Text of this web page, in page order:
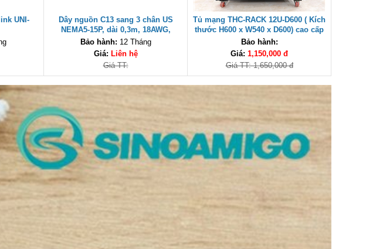
UNI-
Dây nguồn C13 sang 3 chân US
NEMA5-15P, dài 0,3m, 18AWG,
125V/10A, màu đen UNI-20001
UNILINK
Bảo hành: 12 Tháng
Giá: Liên hệ
Giá TT:
Tủ mạng THC-RACK 12U-D600 ( Kích
thước H600 x W540 x D600) cao cấp
Bảo hành:
Giá: 1,150,000 đ
Giá TT: 1,650,000 đ